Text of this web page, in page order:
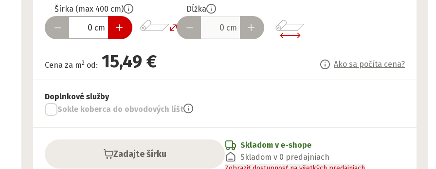
Šírka (max 400 cm)
cm
Dĺžka
cm
Cena za m2 od: 15,49 € Ako sa počíta cena?
Doplnkové služby
Sokle koberca do obvodových líšt
Zadajte šírku
Skladom v e-shope
Skladom v 0 predajniach